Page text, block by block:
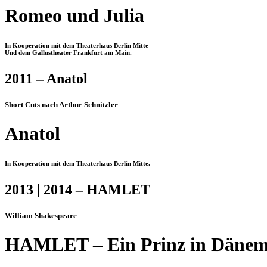
Romeo und Julia
In Kooperation mit dem Theaterhaus Berlin Mitte
Und dem Gallustheater Frankfurt am Main.
2011 – Anatol
Short Cuts nach Arthur Schnitzler
Anatol
In Kooperation mit dem Theaterhaus Berlin Mitte.
2013 | 2014 – HAMLET
William Shakespeare
HAMLET – Ein Prinz in